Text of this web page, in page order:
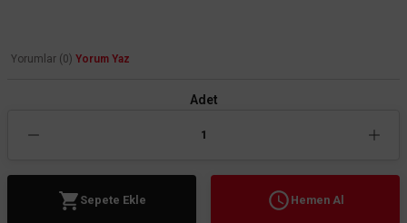
Yorumlar (0) Yorum Yaz
Adet
Sepete Ekle Hemen Al